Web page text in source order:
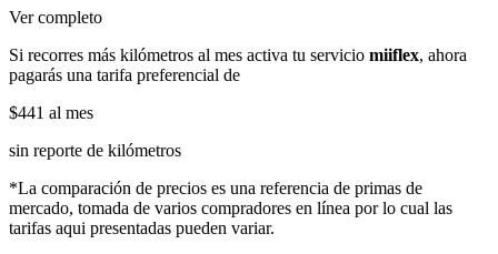
Ver completo
Si recorres más kilómetros al mes activa tu servicio miiflex, ahora
pagarás una tarifa preferencial de
$441 al mes
sin reporte de kilómetros
*La comparación de precios es una referencia de primas de
mercado, tomada de varios compradores en línea por lo cual las
tarifas aqui presentadas pueden variar.